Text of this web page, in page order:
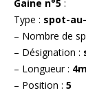
Gaine n°5 :
Type : spot-
– Nombre de
– Désignation :
– Longueur : 4m
– Position : 5